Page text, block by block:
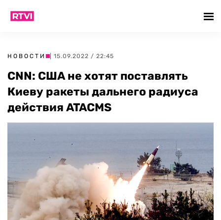
НОВОСТИ | 15.09.2022 / 22:45
CNN: США не хотят поставлять
Киеву ракеты дальнего радиуса
действия ATACMS